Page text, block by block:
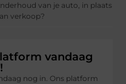
van je auto, in plaats
verkoop?
vandaag
nog in. Ons platform